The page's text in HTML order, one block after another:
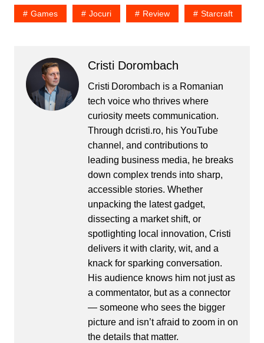
cum m-am intors in
mijlocul soselei din
Games Jocuri Review Starcraft
Cristi Dorombach
Cristi Dorombach is a Romanian
tech voice who thrives where
curiosity meets communication.
Through dcristi.ro, his YouTube
channel, and contributions to
leading business media, he breaks
down complex trends into sharp,
accessible stories. Whether
unpacking the latest gadget,
dissecting a market shift, or
spotlighting local innovation, Cristi
delivers it with clarity, wit, and a
knack for sparking conversation.
His audience knows him not just as
a commentator, but as a connector
— someone who sees the bigger
picture and isn’t afraid to zoom in on
the details that matter.